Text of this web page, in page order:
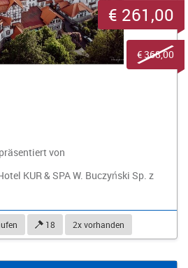
präsentiert von
KUR & SPA W. Buczyński Sp. z
18 2x vorhanden
€ 261,00
€ 368,00